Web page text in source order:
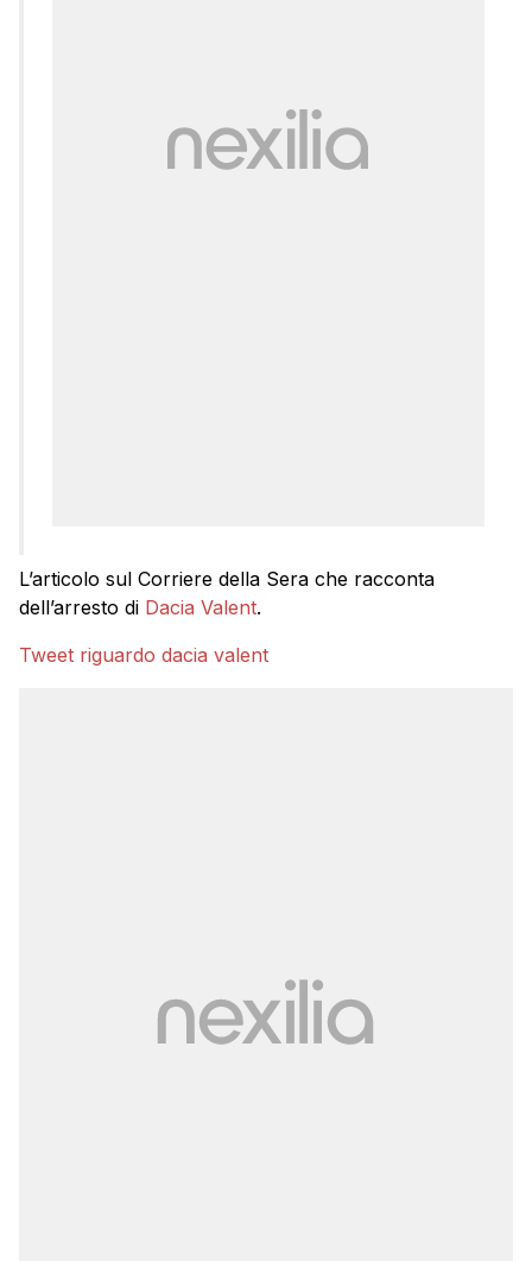
L’articolo sul Corriere della Sera che racconta
dell’arresto di Dacia Valent.
Tweet riguardo dacia valent